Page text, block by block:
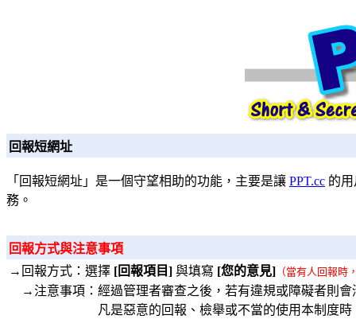
回報短網址
「回報短網址」是一個守望相助的功能，主要是讓 PPT.cc 的
務。
回報方式與注意事項
→回報方式：選擇 [回報項目] 與填寫 [您的意見] （當有人回報時
→注意事項：經過管理者審查之後，若有違規或障礙者則
凡是惡意的回報、檢舉或不當的使用本制度時，